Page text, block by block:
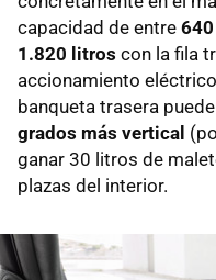
capacidad de entre
1.820 litros con la fila
accionamiento
banqueta trasera
grados más vertical
ganar 30 litros de
plazas del interior.